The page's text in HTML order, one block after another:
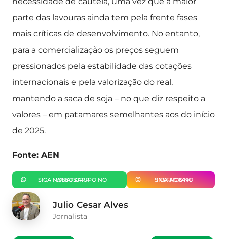
parte das lavouras ainda tem pela frente fases
mais críticas de desenvolvimento. No entanto,
para a comercialização os preços seguem
pressionados pela estabilidade das cotações
internacionais e pela valorização do real,
mantendo a saca de soja – no que diz respeito a
valores – em patamares semelhantes aos do início
de 2025.
Fonte: AEN
SIGA NOSSO GRUPO NO WHATSAPP SIGA-NOS NO INSTAGRAM
Julio Cesar Alves
Jornalista